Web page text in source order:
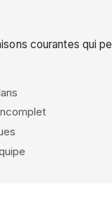
courantes qui